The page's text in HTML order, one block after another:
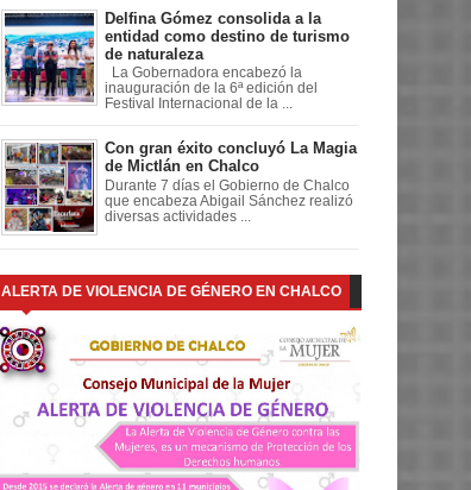
Delfina Gómez consolida a la
entidad como destino de turismo
de naturaleza
La Gobernadora encabezó la
inauguración de la 6ª edición del
Festival Internacional de la ...
Con gran éxito concluyó La Magia
de Mictlán en Chalco
Durante 7 días el Gobierno de Chalco
que encabeza Abigail Sánchez realizó
diversas actividades ...
ALERTA DE VIOLENCIA DE GÉNERO EN CHALCO